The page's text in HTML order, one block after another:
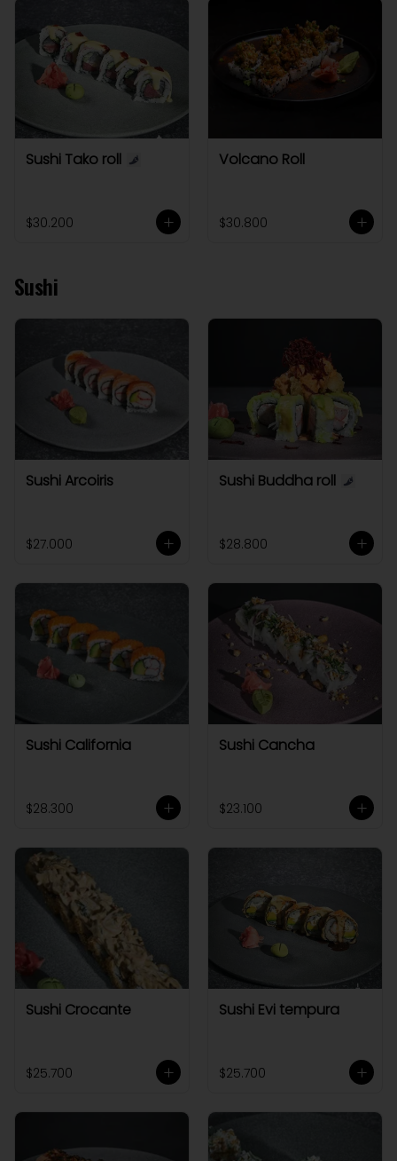
Sushi Tako roll
$30.200
Volcano Roll
$30.800
Sushi
Sushi Arcoiris
$27.000
Sushi Buddha roll
$28.800
Sushi California
$28.300
Sushi Cancha
$23.100
Sushi Crocante
$25.700
Sushi Evi tempura
$25.700